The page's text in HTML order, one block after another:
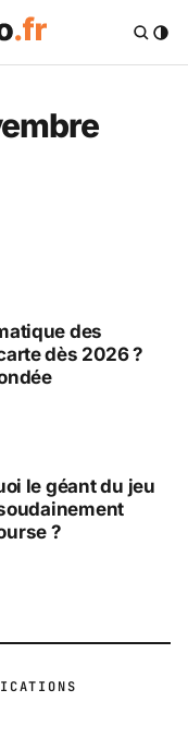
Eco .fr —
des
dès 2026 ?
le géant du jeu
?